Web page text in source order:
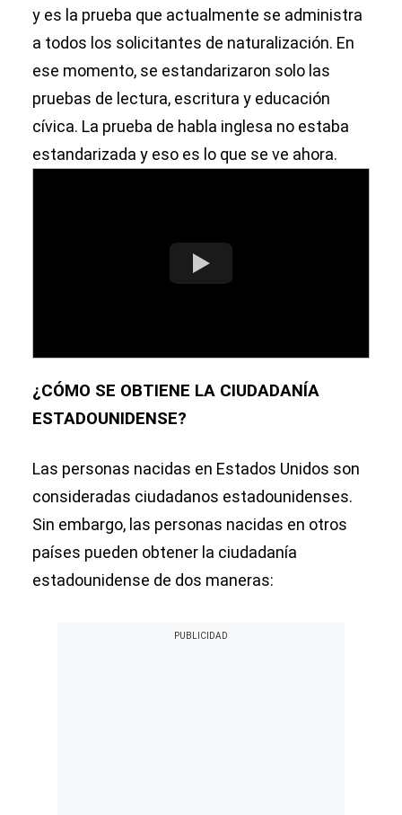
y es la prueba que actualmente se administra
a todos los solicitantes de naturalización. En
ese momento, se estandarizaron solo las
pruebas de lectura, escritura y educación
cívica. La prueba de habla inglesa no estaba
estandarizada y eso es lo que se ve ahora.
¿CÓMO SE OBTIENE LA CIUDADANÍA
ESTADOUNIDENSE?
Las personas nacidas en Estados Unidos son
consideradas ciudadanos estadounidenses.
Sin embargo, las personas nacidas en otros
países pueden obtener la ciudadanía
estadounidense de dos maneras: